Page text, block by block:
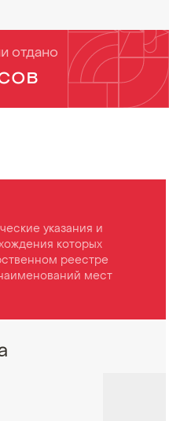
отдано
указания и
которых
реестре
мест